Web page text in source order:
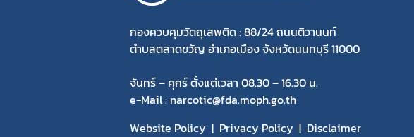
กองควบคุมวัตถุเสพติด : 88/24 ถนนติวานนท์
ตำบลตลาดขวัญ อำเภอเมือง จังหวัดนนทบุรี 11000
จันทร์ – ศุกร์ ตั้งแต่เวลา 08.30 – 16.30 น.
e-Mail : narcotic@fda.moph.go.th
Website Policy
Privacy Policy
Disclaimer